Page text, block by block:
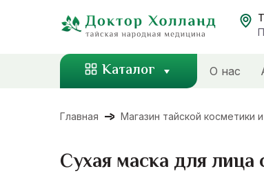
Каталог О нас
Главная Магазин тайской косметики
Сухая маска для